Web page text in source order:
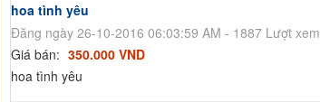
hoa tình yêu
Đăng ngày 26-10-2016 06:03:59 AM - 1887 Lượt xem
Giá bán: 350.000 VND
hoa tình yêu